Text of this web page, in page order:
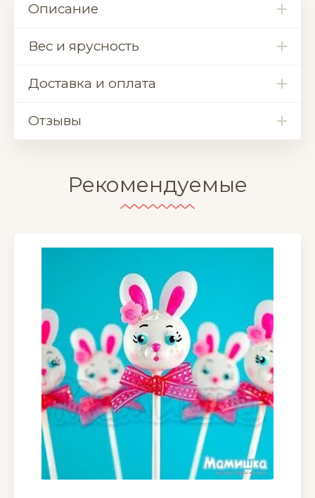
Описание
Вес и ярусность
Доставка и оплата
Отзывы
Рекомендуемые